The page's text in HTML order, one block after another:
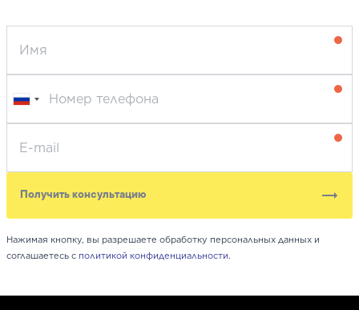
Получить консультацию
Нажимая кнопку, вы разрешаете обработку персональных данных и
соглашаетесь с политикой конфиденциальности.